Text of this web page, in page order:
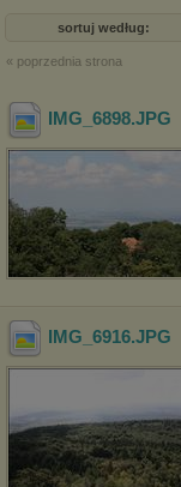
sortuj według:
« poprzednia strona
IMG_6898.JPG
IMG_6916.JPG